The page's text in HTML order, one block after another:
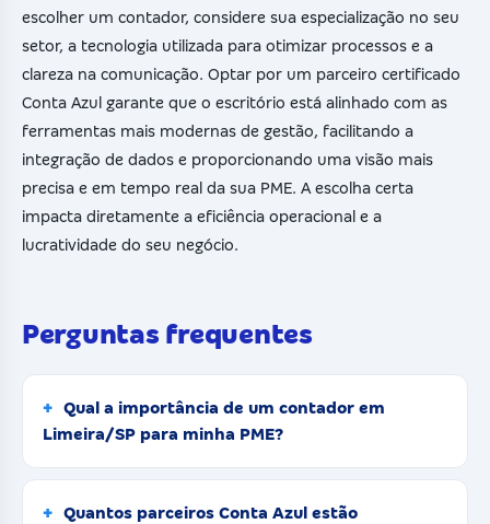
escolher um contador, considere sua especialização no seu
setor, a tecnologia utilizada para otimizar processos e a
clareza na comunicação. Optar por um parceiro certificado
Conta Azul garante que o escritório está alinhado com as
ferramentas mais modernas de gestão, facilitando a
integração de dados e proporcionando uma visão mais
precisa e em tempo real da sua PME. A escolha certa
impacta diretamente a eficiência operacional e a
lucratividade do seu negócio.
Perguntas frequentes
Qual a importância de um contador em
Limeira/SP para minha PME?
Quantos parceiros Conta Azul estão